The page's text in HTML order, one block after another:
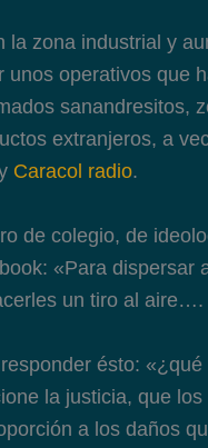
la zona industrial y
unos operativos que
sanandresitos,
extranjeros, a
Caracol radio.
de colegio, de
«Para dispersar
un tiro al
ésto:
la justicia, que
a los daños